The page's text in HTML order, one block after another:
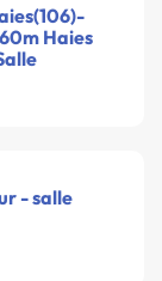
Haies
- salle